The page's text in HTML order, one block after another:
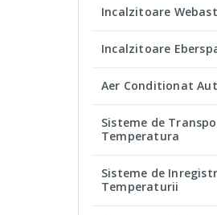
Incalzitoare
Incalzitoare
Aer Conditionat
Sisteme de
Temperatura
Sisteme de
Temperaturii